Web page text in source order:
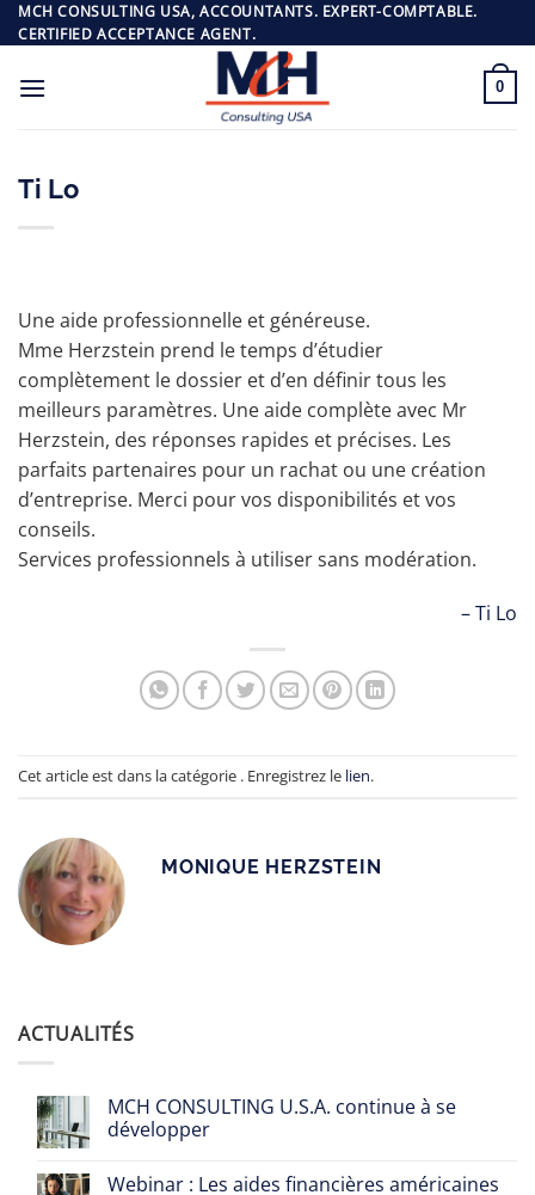
Passer
au
MCH CONSULTING USA, ACCOUNTANTS. EXPERT-COMPTABLE.
CERTIFIED ACCEPTANCE AGENT.
0
Ti Lo
Une aide professionnelle et généreuse.
Mme Herzstein prend le temps d’étudier
complètement le dossier et d’en définir tous les
meilleurs paramètres. Une aide complète avec Mr
Herzstein, des réponses rapides et précises. Les
parfaits partenaires pour un rachat ou une création
d’entreprise. Merci pour vos disponibilités et vos
conseils.
Services professionnels à utiliser sans modération.
Ti Lo
Cet article est dans la catégorie . Enregistrez le lien.
MONIQUE HERZSTEIN
ACTUALITÉS
MCH CONSULTING U.S.A. continue à se
développer
Webinar : Les aides financières américaines